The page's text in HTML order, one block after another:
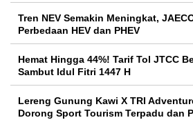
Tren NEV Semakin Meningkat,
Perbedaan HEV dan PHEV
Hemat Hingga 44%! Tarif Tol JTCC
Sambut Idul Fitri 1447 H
Lereng Gunung Kawi X TRI
Dorong Sport Tourism Terpadu dan